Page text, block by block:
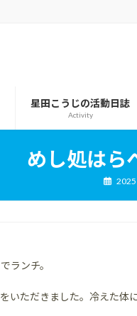
星田こうじの活動日誌
Activity
めし処はら
ランチ。
いただきました。冷えた体